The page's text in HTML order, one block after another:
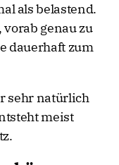
als belastend.
genau zu
dauerhaft zum
sehr natürlich
meist